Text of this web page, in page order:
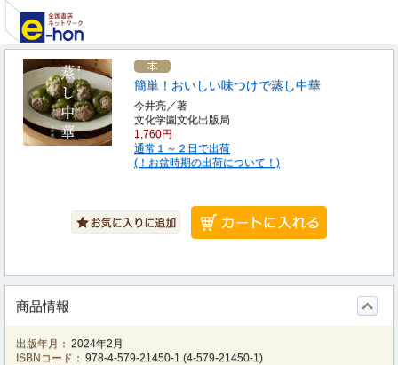
簡単！おいしい味つけで蒸し中華
今井亮／著
文化学園文化出版局
1,760円
通常１～２日で出荷
(！お盆時期の出荷について！)
商品情報
出版年月： 2024年2月
ISBNコード： 978-4-579-21450-1 (4-579-21450-1)